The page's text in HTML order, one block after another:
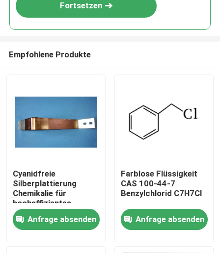
Zu Hause
Produkte
Fortsetzen
Empfohlene Produkte
Cyanidfreie
Silberplattierung
Chemikalie für
hocheffizientes
Elektroplattieren
Anfrage absenden
Farblose Flüssigkeit
CAS 100-44-7
Benzylchlorid C7H7Cl
Anfrage absenden